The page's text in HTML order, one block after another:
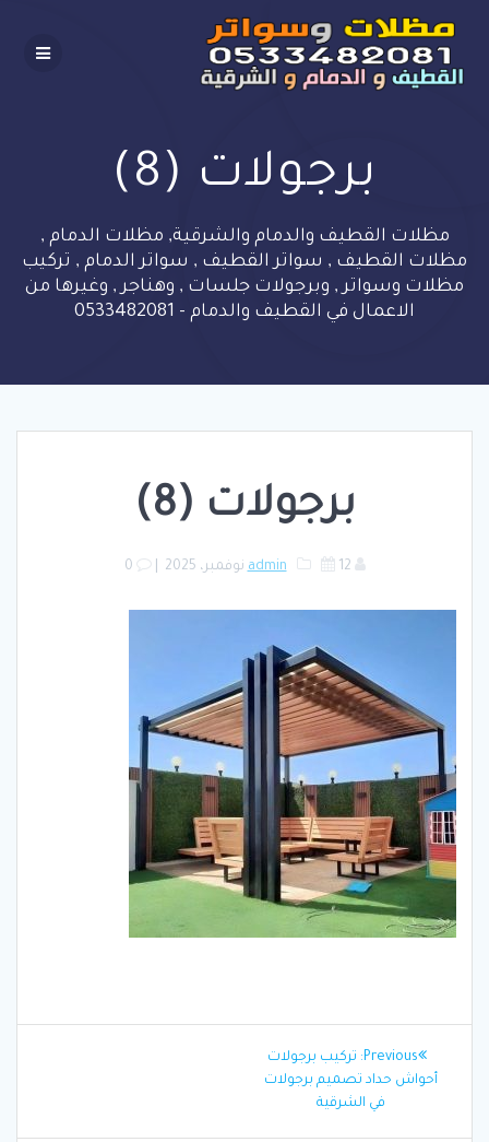
to
content
برجولات (8)
مظلات القطيف والدمام والشرقية, مظلات الدمام ,
مظلات القطيف , سواتر القطيف , سواتر الدمام , تركيب
مظلات وسواتر , وبرجولات جلسات , وهناجر , وغيرها من
الاعمال في القطيف والدمام - 0533482081
برجولات (8)
admin 12 نوفمبر، 2025 0
تصفّح
المقالات
Previous:
Previous
post:
تركيب برجولات
أحواش حداد تصميم برجولات
في الشرقية